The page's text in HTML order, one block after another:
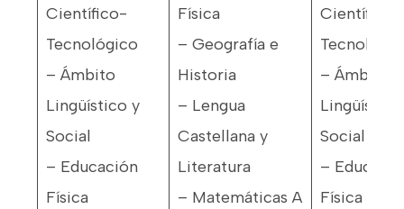
Científico-
Tecnológico
– Ámbito
Lingüístico y
Social
– Educación
Física
Física
– Geografía e
Historia
– Lengua
Castellana y
Literatura
– Matemáticas A
Científico-
– Ámbito
Social
–
Física